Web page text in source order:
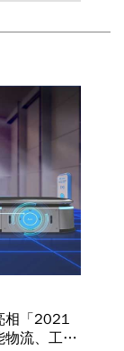
相「2021
流、工業